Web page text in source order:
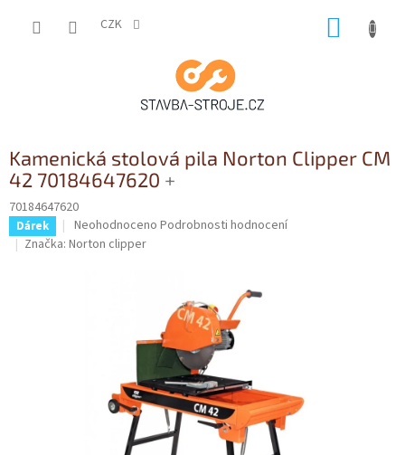
CZK
Kamenická stolová pila Norton Clipper CM
42 70184647620 +
70184647620
Dárek
Průměrné
hodnocení
Neohodnoceno Podrobnosti hodnocení
Značka: Norton clipper